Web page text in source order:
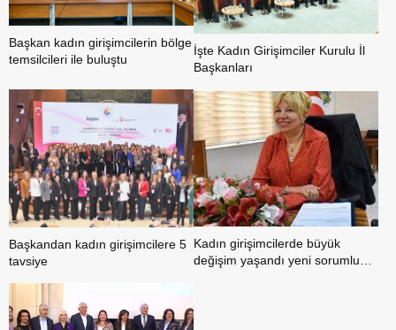
Başkan kadın girişimcilerin bölge
temsilcileri ile buluştu
İşte Kadın Girişimciler Kurulu İl
Başkanları
Başkandan kadın girişimcilere 5
tavsiye
Kadın girişimcilerde büyük
değişim yaşandı yeni sorumlu